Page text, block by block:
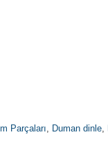
Parçaları, Duman dinle,